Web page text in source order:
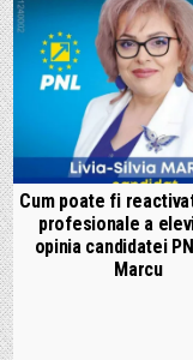
Cum poate fi
profesionale a
opinia candidatei
Marcu